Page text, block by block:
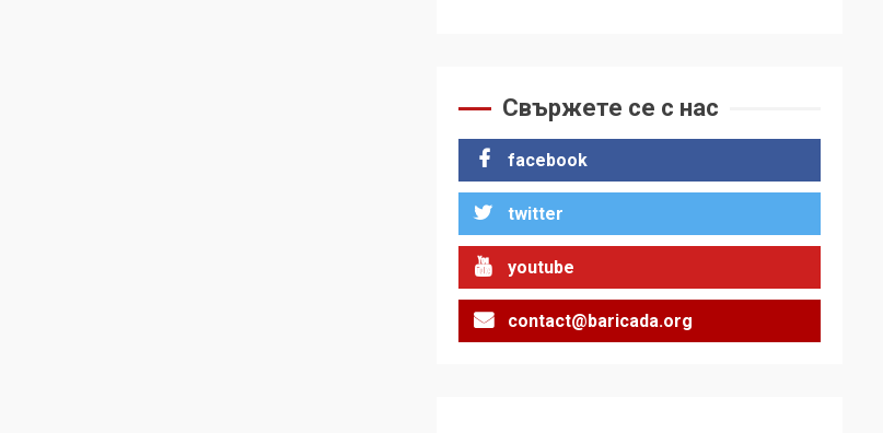
Свържете се с нас
facebook
twitter
youtube
contact@baricada.org